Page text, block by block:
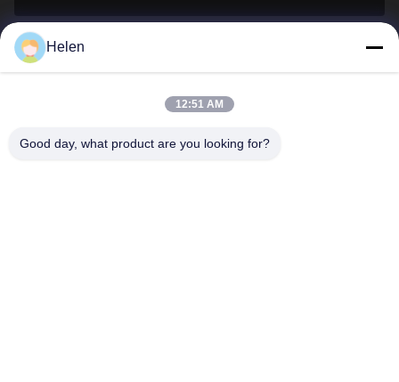
sales@perfectlaser.net
Helen
12:51 AM
Good day, what product are you looking for?